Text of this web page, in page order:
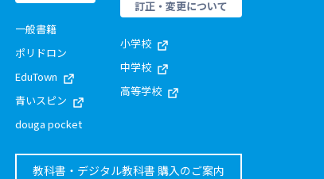
一般書籍
ポリドロン
EduTown
青いスピン
douga pocket
訂正・変更について
小学校
中学校
高等学校
教科書・デジタル教科書 購入のご案内